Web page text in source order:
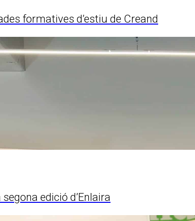
formatives d’estiu de Creand
edició d’Enlaira